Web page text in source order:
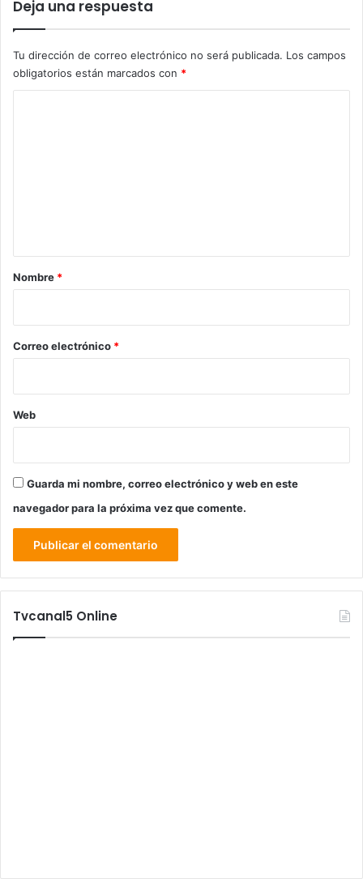
Deja una respuesta
Tu dirección de correo electrónico no será publicada. Los campos
obligatorios están marcados con *
r
*
Nombre *
Correo electrónico *
Web
Guarda mi nombre, correo electrónico y web en este
navegador para la próxima vez que comente.
Tvcanal5 Online